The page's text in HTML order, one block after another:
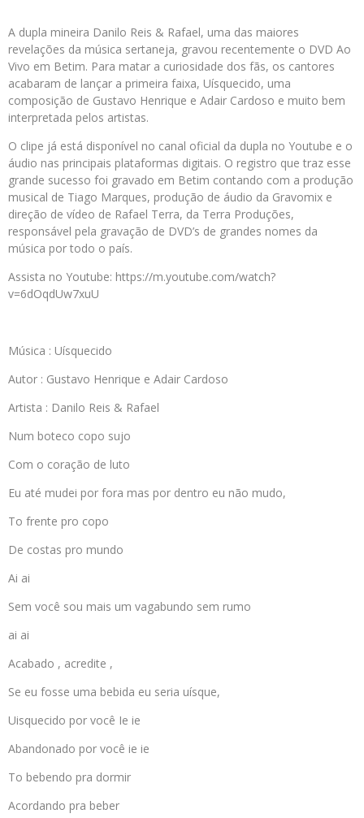
A dupla mineira Danilo Reis & Rafael, uma das maiores
revelações da música sertaneja, gravou recentemente o DVD Ao
Vivo em Betim. Para matar a curiosidade dos fãs, os cantores
acabaram de lançar a primeira faixa, Uísquecido, uma
composição de Gustavo Henrique e Adair Cardoso e muito bem
interpretada pelos artistas.
O clipe já está disponível no canal oficial da dupla no Youtube e o
áudio nas principais plataformas digitais. O registro que traz esse
grande sucesso foi gravado em Betim contando com a produção
musical de Tiago Marques, produção de áudio da Gravomix e
direção de vídeo de Rafael Terra, da Terra Produções,
responsável pela gravação de DVD’s de grandes nomes da
música por todo o país.
Assista no Youtube: https://m.youtube.com/watch?
v=6dOqdUw7xuU
Música : Uísquecido
Autor : Gustavo Henrique e Adair Cardoso
Artista : Danilo Reis & Rafael
Num boteco copo sujo
Com o coração de luto
Eu até mudei por fora mas por dentro eu não mudo,
To frente pro copo
De costas pro mundo
Ai ai
Sem você sou mais um vagabundo sem rumo
ai ai
Acabado , acredite ,
Se eu fosse uma bebida eu seria uísque,
Uisquecido por você Ie ie
Abandonado por você ie ie
To bebendo pra dormir
Acordando pra beber